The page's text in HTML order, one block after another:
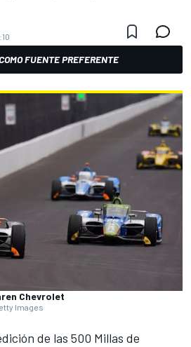
FUENTE PREFERENTE
Chevrolet
Images
de las 500 Millas de